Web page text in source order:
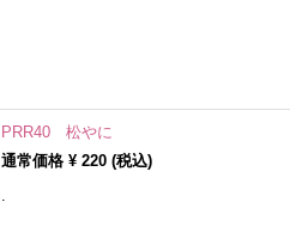
PRR40 松やに
通常価格 ¥ 220(税込)